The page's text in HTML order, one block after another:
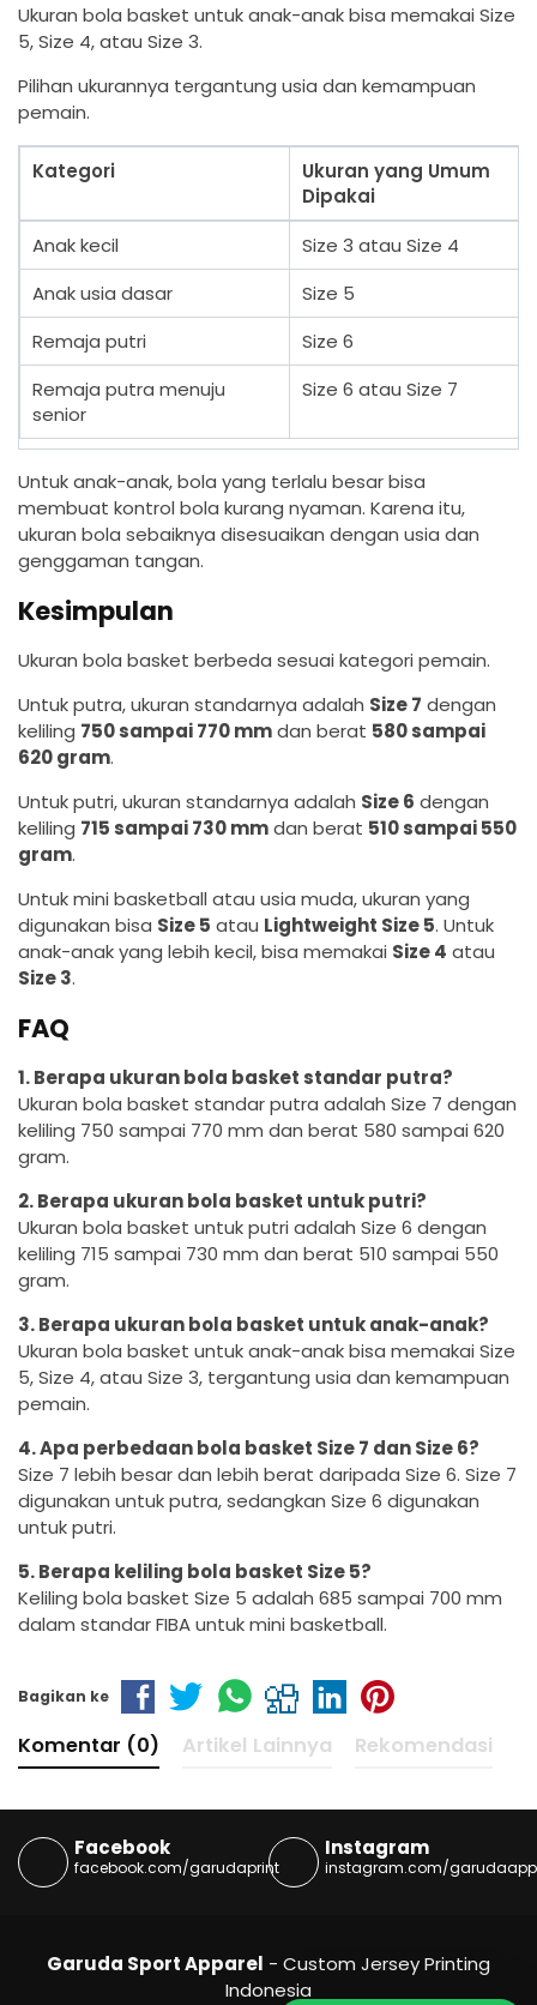
Ukuran bola basket untuk anak-anak bisa memakai Size
5, Size 4, atau Size 3.
Pilihan ukurannya tergantung usia dan kemampuan
pemain.
Kategori
Ukuran yang Umum
Dipakai
Anak kecil
Size 3 atau Size 4
Anak usia dasar
Size 5
Remaja putri
Size 6
Remaja putra menuju
senior
Size 6 atau Size 7
Untuk anak-anak, bola yang terlalu besar bisa
membuat kontrol bola kurang nyaman. Karena itu,
ukuran bola sebaiknya disesuaikan dengan usia dan
genggaman tangan.
Kesimpulan
Ukuran bola basket berbeda sesuai kategori pemain.
Untuk putra, ukuran standarnya adalah Size 7 dengan
keliling 750 sampai 770 mmdan berat 580 sampai
620 gram.
Untuk putri, ukuran standarnya adalah Size 6 dengan
keliling 715 sampai 730 mmdan berat 510 sampai 550
gram.
Untuk mini basketball atau usia muda, ukuran yang
digunakan bisa Size 5 atau Lightweight Size 5. Untuk
anak-anak yang lebih kecil, bisa memakai Size 4 atau
Size 3.
FAQ
1. Berapa ukuran bola basket standar putra?
Ukuran bola basket standar putra adalah Size 7 dengan
keliling 750 sampai 770 mm dan berat 580 sampai 620
gram.
2. Berapa ukuran bola basket untuk putri?
Ukuran bola basket untuk putri adalah Size 6 dengan
keliling 715 sampai 730 mm dan berat 510 sampai 550
gram.
3. Berapa ukuran bola basket untuk anak-anak?
Ukuran bola basket untuk anak-anak bisa memakai Size
5, Size 4, atau Size 3, tergantung usia dan kemampuan
pemain.
4. Apa perbedaan bola basket Size 7 dan Size 6?
Size 7 lebih besar dan lebih berat daripada Size 6. Size 7
digunakan untuk putra, sedangkan Size 6 digunakan
untuk putri.
5. Berapa keliling bola basket Size 5?
Keliling bola basket Size 5 adalah 685 sampai 700 mm
dalam standar FIBA untuk mini basketball.
Bagikan ke
Komentar (0) Artikel Lainnya Rekomendasi
Facebook
facebook.com/garudaprint
Instagram
instagram.com/
Garuda Sport Apparel - Custom Jersey Printing
Indonesia